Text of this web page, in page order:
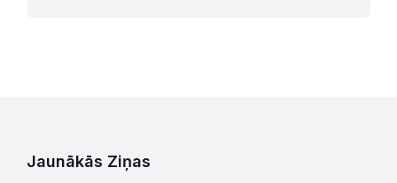
Jaunākās Ziņas